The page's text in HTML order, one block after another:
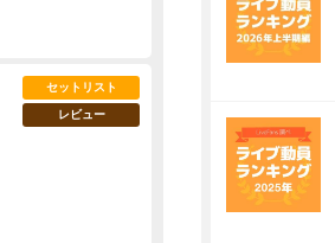
セットリスト
レビュー